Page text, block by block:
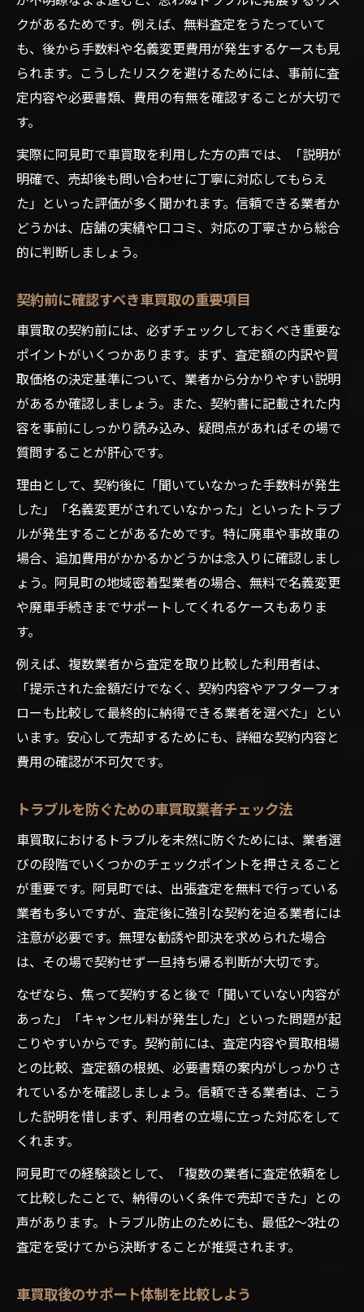
クがあるためです。例えば、無料査定をうたっていて
も、後から手数料や名義変更費用が発生するケースも見
られます。こうしたリスクを避けるためには、事前に査
定内容や必要書類、費用の有無を確認することが大切で
す。
実際に阿見町で車買取を利用した方の声では、「説明が
明確で、売却後も問い合わせに丁寧に対応してもらえ
た」といった評価が多く聞かれます。信頼できる業者か
どうかは、店舗の実績や口コミ、対応の丁寧さから総合
的に判断しましょう。
契約前に確認すべき車買取の重要項目
車買取の契約前には、必ずチェックしておくべき重要な
ポイントがいくつかあります。まず、査定額の内訳や買
取価格の決定基準について、業者から分かりやすい説明
があるか確認しましょう。また、契約書に記載された内
容を事前にしっかり読み込み、疑問点があればその場で
質問することが肝心です。
理由として、契約後に「聞いていなかった手数料が発生
した」「名義変更がされていなかった」といったトラブ
ルが発生することがあるためです。特に廃車や事故車の
場合、追加費用がかかるかどうかは念入りに確認しまし
ょう。阿見町の地域密着型業者の場合、無料で名義変更
や廃車手続きまでサポートしてくれるケースもありま
す。
例えば、複数業者から査定を取り比較した利用者は、
「提示された金額だけでなく、契約内容やアフターフォ
ローも比較して最終的に納得できる業者を選べた」とい
います。安心して売却するためにも、詳細な契約内容と
費用の確認が不可欠です。
トラブルを防ぐための車買取業者チェック法
車買取におけるトラブルを未然に防ぐためには、業者選
びの段階でいくつかのチェックポイントを押さえること
が重要です。阿見町では、出張査定を無料で行っている
業者も多いですが、査定後に強引な契約を迫る業者には
注意が必要です。無理な勧誘や即決を求められた場合
は、その場で契約せず一旦持ち帰る判断が大切です。
なぜなら、焦って契約すると後で「聞いていない内容が
あった」「キャンセル料が発生した」といった問題が起
こりやすいからです。契約前には、査定内容や買取相場
との比較、査定額の根拠、必要書類の案内がしっかりさ
れているかを確認しましょう。信頼できる業者は、こう
した説明を惜しまず、利用者の立場に立った対応をして
くれます。
阿見町での経験談として、「複数の業者に査定依頼をし
て比較したことで、納得のいく条件で売却できた」との
声があります。トラブル防止のためにも、最低2～3社の
査定を受けてから決断することが推奨されます。
車買取後のサポート体制を比較しよう